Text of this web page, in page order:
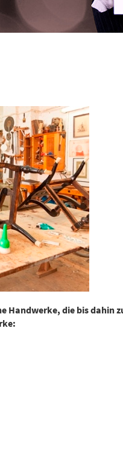
Handwerke, die bis dahin